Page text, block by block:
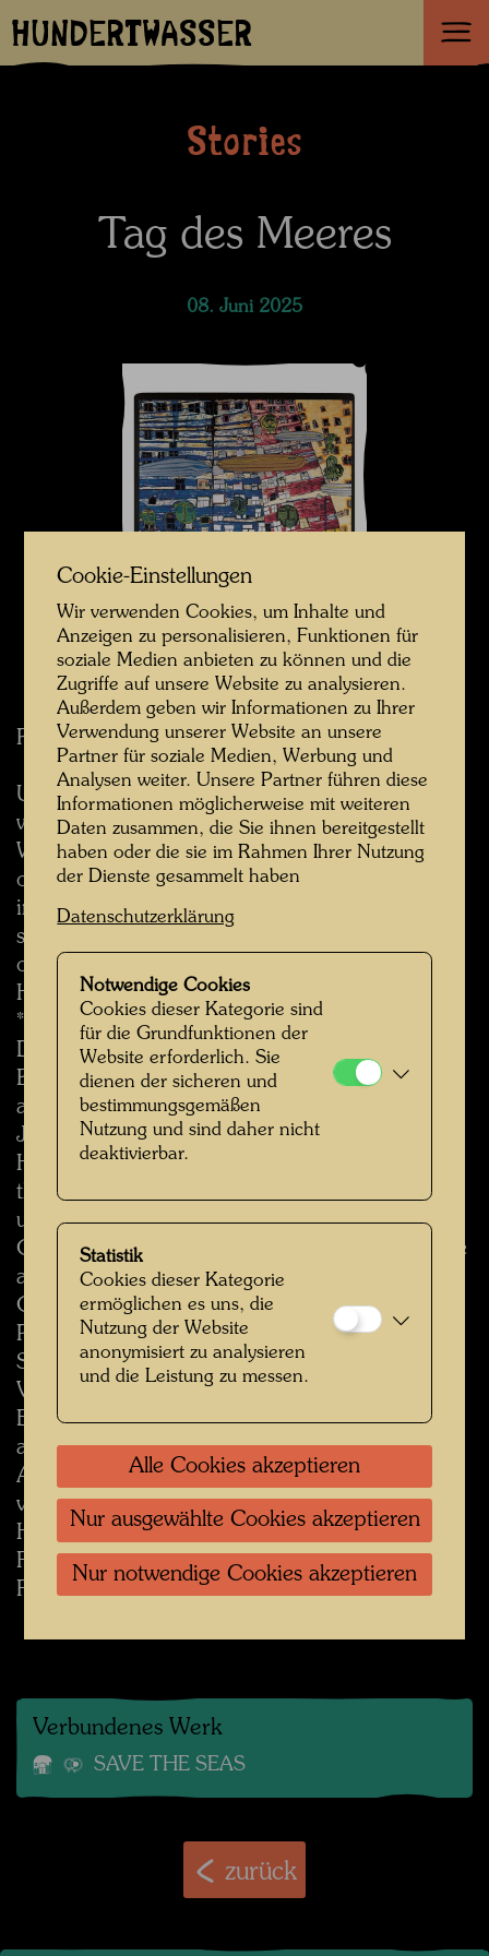
HUNDERTWASSER
Stories
Tag des Meeres
08. Juni 2025
RETTET DIE MEERE!
Unser Unrat, unser Abfall wird weit
weggeschwemmt.
Wir vergiften damit Flüsse, Seen und Meere,
oder wir transportieren sie
in hochkomplizierte teure Kläranlagen,
selten in zentralisierte Kompostierfabriken,
oder aber unser Abfall wird vernichtet.
Hundertwasser, 1979/1980
***
Die Umweltaktion wurde initiiert von Fred
Banks, Harcourts Gallery, San Francisco,
anlässlich einer Hundertwasser-Ausstellung im
Jahr 1981. Die Übergabe der zwei von
Hundertwasser gestifteten Originalposter Save
the Whales an Greenpeace Pacific Southwest
und Save the Seas an die Jacques Cousteau
Gesellschaft (Cousteau Society, Norfolk) erfolgte
am 11. Dezember 1982 im West Plaza,
Ghirardelli Square, in Anwesenheit von Leonard
Post, Präsident von Greenpeace Pacific
Southwest, und Jean-Michel Cousteau,
Vizepräsident der Cousteau Society. Alle
Einnahmen aus dem Verkauf der Poster flossen
an die Umweltorganisationen.
Anlässlich der Übergabe wurde in San Francisco
vom 5. bis 11. Dezember 1982 die
HUNDERTWASSER WOCHE durch Dianne
Feinstein, Bürgermeisterin der Stadt San
Francisco, proklamiert.
Verbundenes Werk
SAVE THE SEAS
zurück
Cookie-Einstellungen
Wir verwenden Cookies, um Inhalte und
Anzeigen zu personalisieren, Funktionen für
soziale Medien anbieten zu können und die
Zugriffe auf unsere Website zu analysieren.
Außerdem geben wir Informationen zu Ihrer
Verwendung unserer Website an unsere
Partner für soziale Medien, Werbung und
Analysen weiter. Unsere Partner führen diese
Informationen möglicherweise mit weiteren
Daten zusammen, die Sie ihnen bereitgestellt
haben oder die sie im Rahmen Ihrer Nutzung
der Dienste gesammelt haben
Datenschutzerklärung
Notwendige Cookies
Cookies dieser Kategorie sind
für die Grundfunktionen der
Website erforderlich. Sie
dienen der sicheren und
bestimmungsgemäßen
Nutzung und sind daher nicht
deaktivierbar.
Statistik
Cookies dieser Kategorie
ermöglichen es uns, die
Nutzung der Website
anonymisiert zu analysieren
und die Leistung zu messen.
Alle Cookies akzeptieren
Nur ausgewählte Cookies akzeptieren
Nur notwendige Cookies akzeptieren